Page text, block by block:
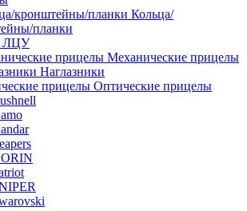
Кольца/
планки
ЛЦУ
Механические прицелы
Наглазники
Оптические прицелы